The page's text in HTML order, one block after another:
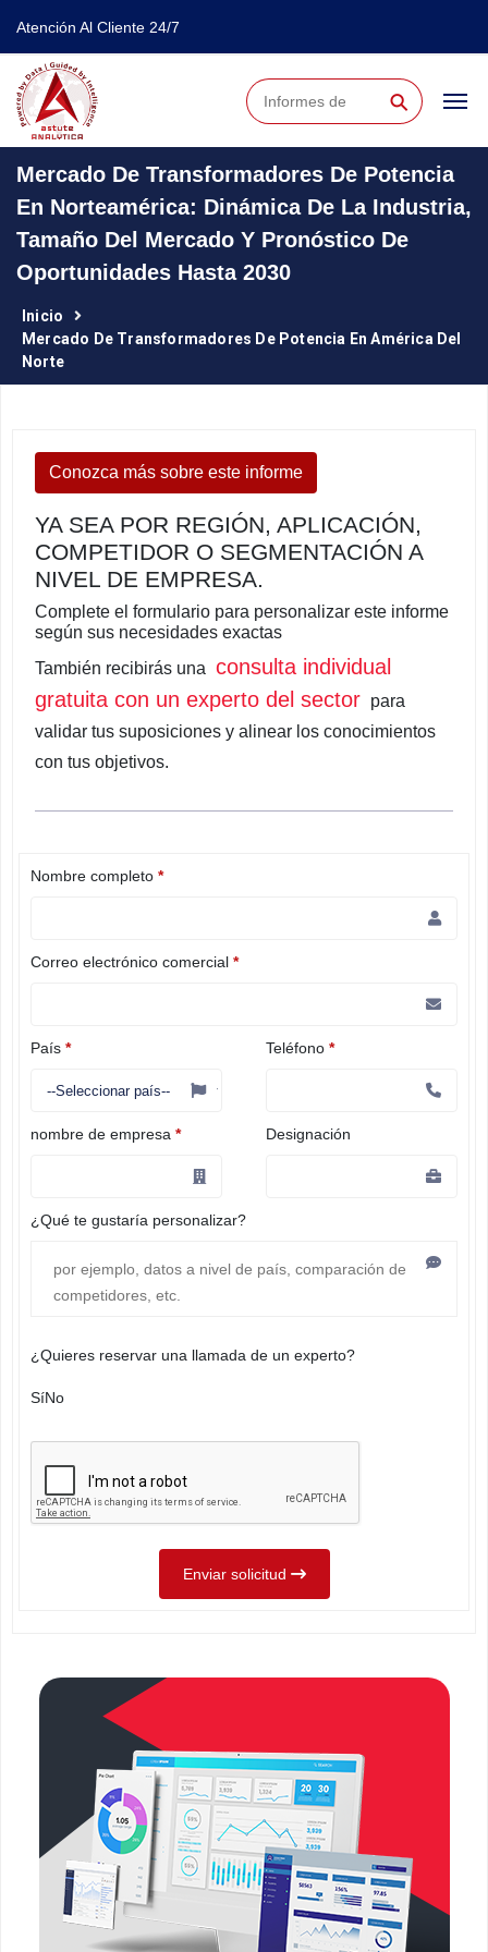
Atención Al Cliente 24/7
⚲
Mercado De Transformadores De Potencia
En Norteamérica: Dinámica De La Industria,
Tamaño Del Mercado Y Pronóstico De
Oportunidades Hasta 2030
Inicio
Mercado De Transformadores De Potencia En América Del
Norte
Conozca más sobre este informe
YA SEA POR REGIÓN, APLICACIÓN,
COMPETIDOR O SEGMENTACIÓN A
NIVEL DE EMPRESA.
Complete el formulario para personalizar este informe
según sus necesidades exactas
También recibirás una consulta individual
gratuita con un experto del sector para
validar tus suposiciones y alinear los conocimientos
con tus objetivos.
Nombre completo *
Correo electrónico comercial *
País * Teléfono *
nombre de empresa * Designación
¿Qué te gustaría personalizar?
¿Quieres reservar una llamada de un experto?
SíNo
Enviar solicitud